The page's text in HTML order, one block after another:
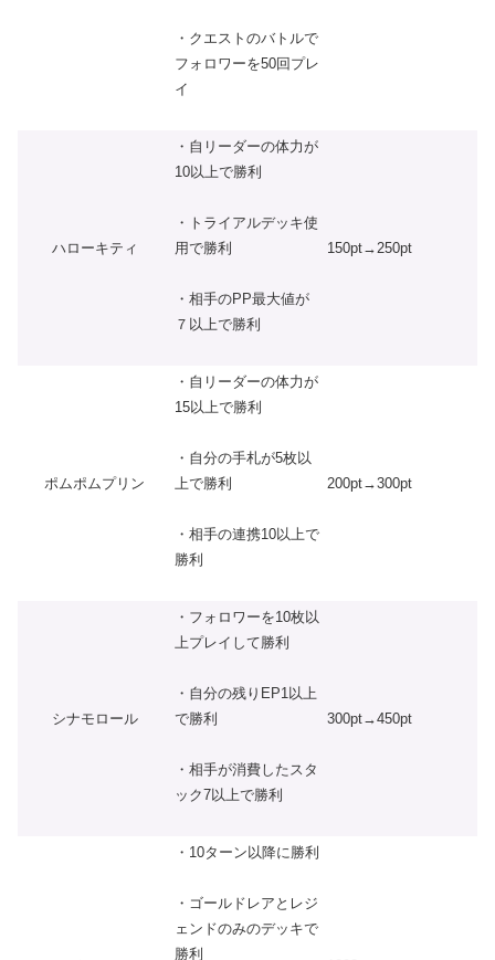
・クエストのバトルで
フォロワーを50回プレ
イ
ハローキティ
・自リーダーの体力が
10以上で勝利
・トライアルデッキ使
用で勝利
・相手のPP最大値が
７以上で勝利
150pt→250pt
ポムポムプリン
・自リーダーの体力が
15以上で勝利
・自分の⼿札が5枚以
上で勝利
・相手の連携10以上で
勝利
200pt→300pt
シナモロール
・フォロワーを10枚以
上プレイして勝利
・自分の残りEP1以上
で勝利
・相手が消費したスタ
ック7以上で勝利
300pt→450pt
・10ターン以降に勝利
・ゴールドレアとレジ
ェンドのみのデッキで
勝利